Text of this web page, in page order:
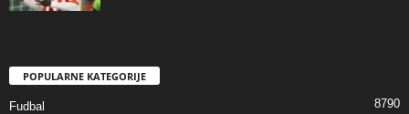
POPULARNE KATEGORIJE
Fudbal 8790